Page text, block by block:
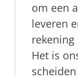
om een
leveren
Het is